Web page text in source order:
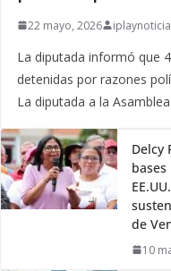
22 mayo, 2026
La diputada informó que
detenidas por razones
La diputada a la
Delcy
de
10